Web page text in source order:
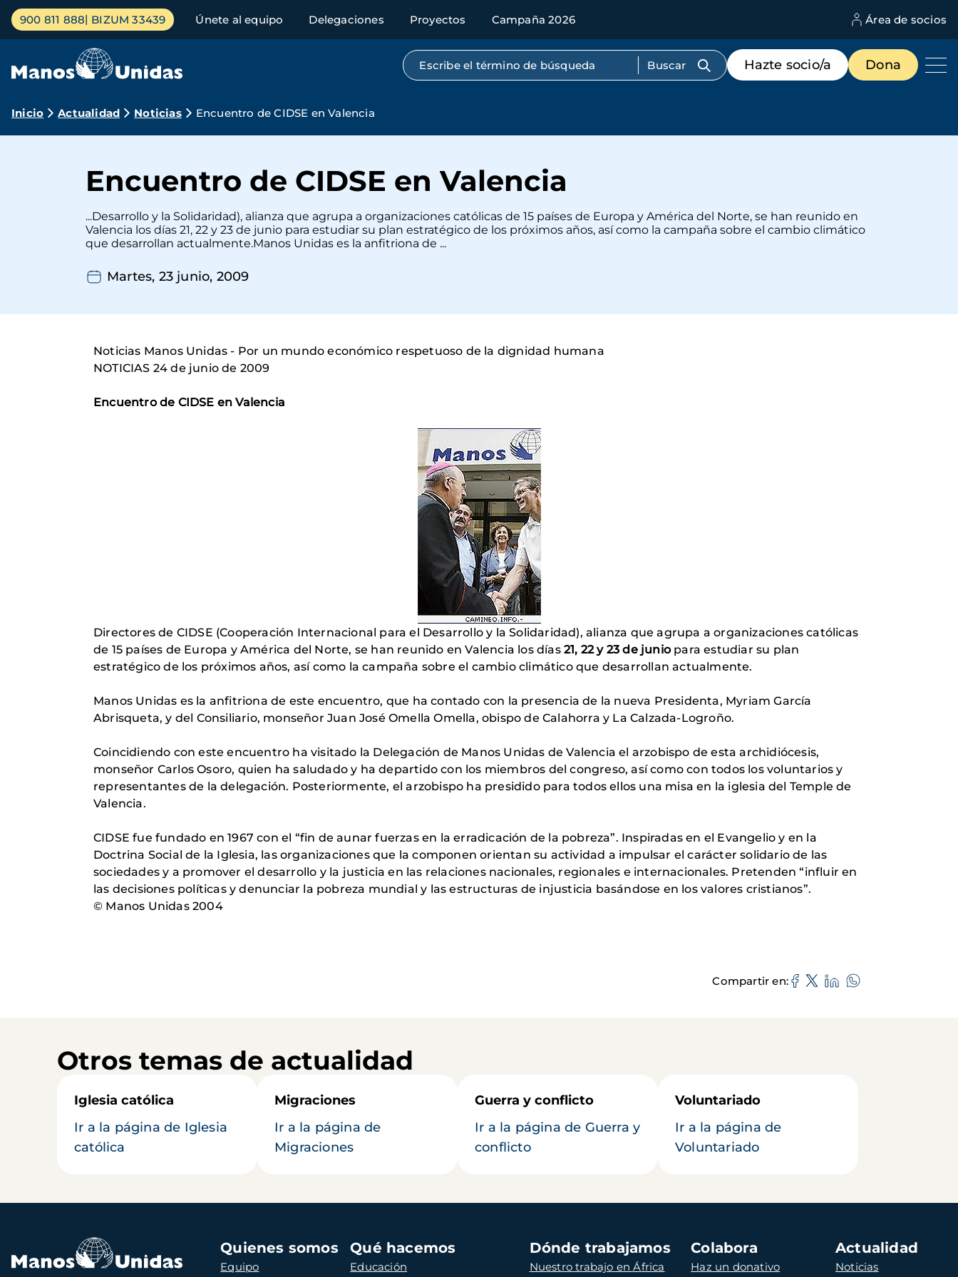
Pasar
contenido
Menú
principal
900 811 888 BIZUM 33439 Únete al equipo Delegaciones Proyectos Campaña 2026 Área de socios
Búsqueda por texto completo
Menú
de
destacados
Hazte socio/a Dona
Ruta
navegación
Inicio Actualidad Noticias Encuentro de CIDSE en Valencia
Encuentro de CIDSE en Valencia
...Desarrollo y la Solidaridad), alianza que agrupa a organizaciones católicas de 15 países de Europa y América del Norte, se han reunido en
Valencia los días 21, 22 y 23 de junio para estudiar su plan estratégico de los próximos años, así como la campaña sobre el cambio climático
que desarrollan actualmente.Manos Unidas es la anfitriona de ...
Martes, 23 junio, 2009
Noticias Manos Unidas - Por un mundo económico respetuoso de la dignidad humana
NOTICIAS 24 de junio de 2009
Encuentro de CIDSE en Valencia
Directores de CIDSE (Cooperación Internacional para el Desarrollo y la Solidaridad), alianza que agrupa a organizaciones católicas
de 15 países de Europa y América del Norte, se han reunido en Valencia los días21, 22 y 23 de juniopara estudiar su plan
estratégico de los próximos años, así como la campaña sobre el cambio climático que desarrollan actualmente.
Manos Unidas es la anfitriona de este encuentro, que ha contado con la presencia de la nueva Presidenta, Myriam García
Abrisqueta, y del Consiliario, monseñor Juan José Omella Omella, obispo de Calahorra y La Calzada-Logroño.
Coincidiendo con este encuentro ha visitado la Delegación de Manos Unidas de Valencia el arzobispo de esta archidiócesis,
monseñor Carlos Osoro, quien ha saludado y ha departido con los miembros del congreso, así como con todos los voluntarios y
representantes de la delegación. Posteriormente, el arzobispo ha presidido para todos ellos una misa en la iglesia del Temple de
Valencia.
CIDSE fue fundado en 1967 con el “fin de aunar fuerzas en la erradicación de la pobreza”. Inspiradas en el Evangelio y en la
Doctrina Social de la Iglesia, las organizaciones que la componen orientan su actividad a impulsar el carácter solidario de las
sociedades y a promover el desarrollo y la justicia en las relaciones nacionales, regionales e internacionales. Pretenden “influir en
las decisiones políticas y denunciar la pobreza mundial y las estructuras de injusticia basándose en los valores cristianos”.
© Manos Unidas 2004
Compartir en
Otros temas de actualidad
Iglesia católica
Ir a la página de Iglesia
católica
Migraciones
Ir a la página de
Migraciones
Guerra y conflicto
Ir a la página de Guerra y
conflicto
Voluntariado
Ir a la página de
Voluntariado
Navegación
principal
Quienes somos
Equipo
Qué hacemos
Educación
Dónde trabajamos
Nuestro trabajo en África
Colabora
Haz un donativo
Actualidad
Noticias